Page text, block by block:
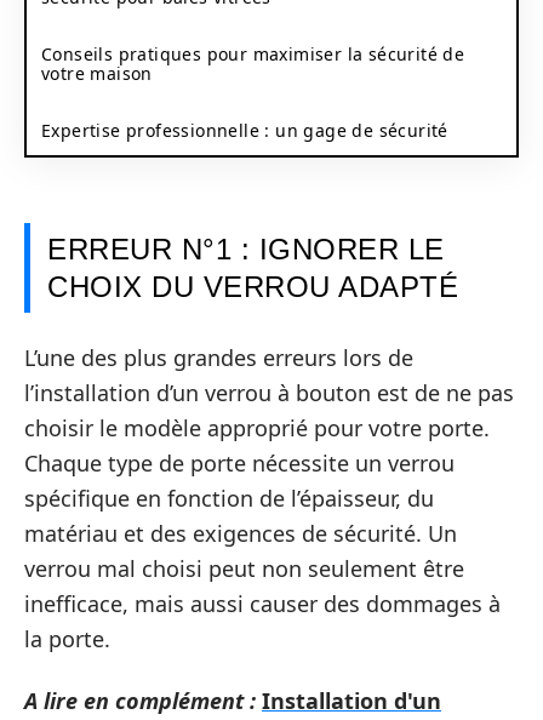
Conseils pratiques pour maximiser la sécurité de
votre maison
Expertise professionnelle : un gage de sécurité
ERREUR N°1 : IGNORER LE
CHOIX DU VERROU ADAPTÉ
L’une des plus grandes erreurs lors de
l’installation d’un verrou à bouton est de ne pas
choisir le modèle approprié pour votre porte.
Chaque type de porte nécessite un verrou
spécifique en fonction de l’épaisseur, du
matériau et des exigences de sécurité. Un
verrou mal choisi peut non seulement être
inefficace, mais aussi causer des dommages à
la porte.
A lire en complément : Installation d'un